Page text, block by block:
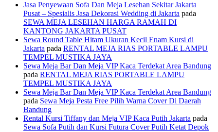
Jasa Penyewaan Sofa Dan Meja Lesehan Sekitar Jakarta
Pusat – Spesialis Jasa Dekorasi Wedding di Jakarta pada
SEWA MEJA LESEHAN HARGA RAMAH DI
KANTONG JAKARTA PUSAT
Sewa Round Table Hitam Ukuran Kecil Enam Kursi di
Jakarta pada RENTAL MEJA RIAS PORTABLE LAMPU
TEMPEL MUSTIKA JAYA
Sewa Meja Bar Dan Meja VIP Kaca Terdekat Area Bandung
pada RENTAL MEJA RIAS PORTABLE LAMPU
TEMPEL MUSTIKA JAYA
Sewa Meja Bar Dan Meja VIP Kaca Terdekat Area Bandung
pada Sewa Meja Pesta Free Pilih Warna Cover Di Daerah
Bandung
Rental Kursi Tiffany dan Meja VIP Kaca Putih Jakarta pada
Sewa Sofa Putih dan Kursi Futura Cover Putih Ketat Depok